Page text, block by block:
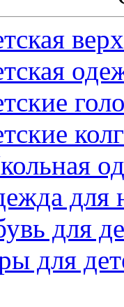
для
для
для